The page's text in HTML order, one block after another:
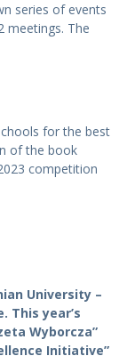
series of events
meetings. The
for the best
of the book
competition
University –
This year’s
Wyborcza”
Initiative”